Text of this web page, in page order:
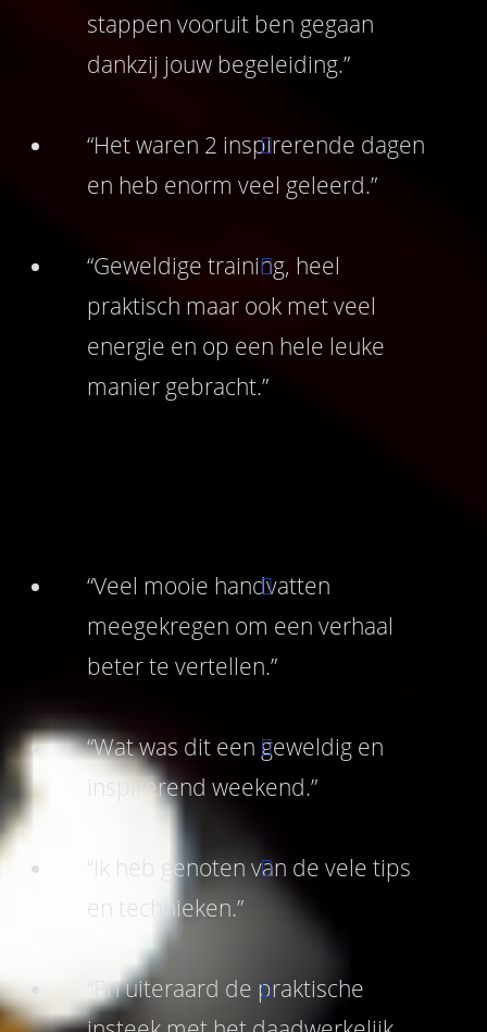
stappen vooruit ben gegaan
dankzij jouw begeleiding.”
“Het waren 2 inspirerende dagen
en heb enorm veel geleerd.”
“Geweldige training, heel
praktisch maar ook met veel
energie en op een hele leuke
manier gebracht.”
“Veel mooie handvatten
meegekregen om een verhaal
beter te vertellen.”
“Wat was dit een geweldig en
inspirerend weekend.”
“Ik heb genoten van de vele tips
en technieken.”
“En uiteraard de praktische